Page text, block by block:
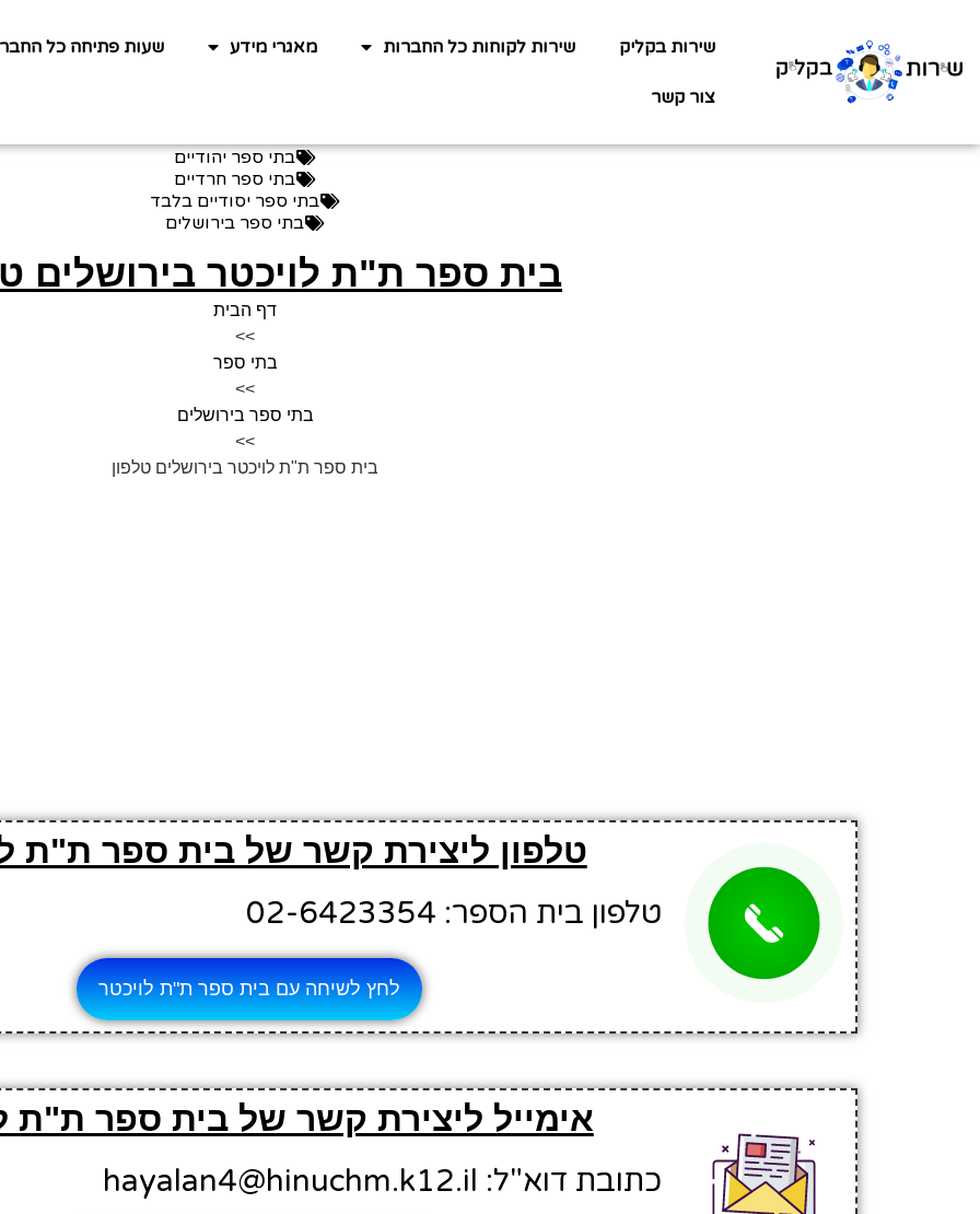
שירות בקליק שירות לקוחות כל החברות מאגרי מידע שעות פתיחה כל
צור קשר
בתי ספר יהודיים
בתי ספר חרדיים
בתי ספר יסודיים בלבד
בתי ספר בירושלים
בית ספר ת"ת לויכטר בירושלים
דף הבית
>>
בתי ספר
>>
בתי ספר בירושלים
>>
בית ספר ת"ת לויכטר בירושלים טלפון
טלפון ליצירת קשר של בית ספר ת"ת
טלפון בית הספר: 02-6423354
לחץ לשיחה עם בית ספר ת"ת לויכטר
אימייל ליצירת קשר של בית ספר ת"ת
כתובת דוא"ל: hayalan4@hinuchm.k12.il